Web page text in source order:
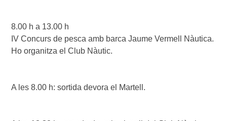
8.00 h a 13.00 h
IV Concurs de pesca amb barca Jaume Vermell Nàutica.
Ho organitza el Club Nàutic.
A les 8.00 h: sortida devora el Martell.